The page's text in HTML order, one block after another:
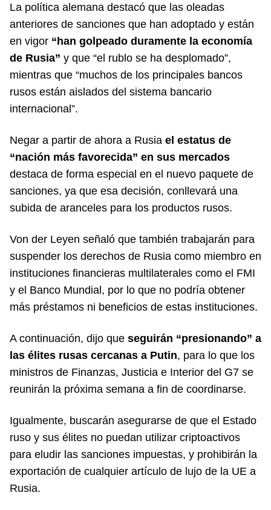
La política alemana destacó que las oleadas
anteriores de sanciones que han adoptado y están
en vigor “han golpeado duramente la economía
de Rusia” y que “el rublo se ha desplomado”,
mientras que “muchos de los principales bancos
rusos están aislados del sistema bancario
internacional”.
Negar a partir de ahora a Rusia el estatus de
“nación más favorecida” en sus mercados
destaca de forma especial en el nuevo paquete de
sanciones, ya que esa decisión, conllevará una
subida de aranceles para los productos rusos.
Von der Leyen señaló que también trabajarán para
suspender los derechos de Rusia como miembro en
instituciones financieras multilaterales como el FMI
y el Banco Mundial, por lo que no podría obtener
más préstamos ni beneficios de estas instituciones.
A continuación, dijo que seguirán “presionando” a
las élites rusas cercanas a Putin, para lo que los
ministros de Finanzas, Justicia e Interior del G7 se
reunirán la próxima semana a fin de coordinarse.
Igualmente, buscarán asegurarse de que el Estado
ruso y sus élites no puedan utilizar criptoactivos
para eludir las sanciones impuestas, y prohibirán la
exportación de cualquier artículo de lujo de la UE a
Rusia.